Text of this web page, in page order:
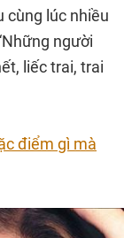
cùng lúc nhiều
người
liếc trai, trai
điểm gì mà